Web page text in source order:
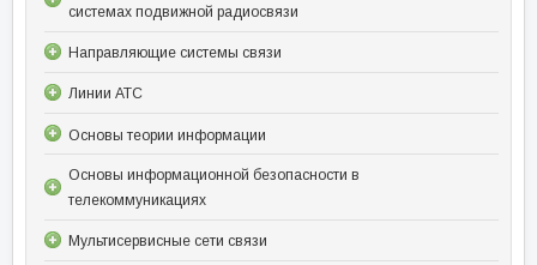
системах подвижной радиосвязи
Направляющие системы связи
Линии АТС
Основы теории информации
Основы информационной безопасности в
телекоммуникациях
Мультисервисные сети связи